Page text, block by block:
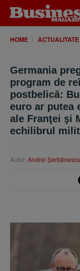
HOME ACTUALITATE
Germania
program de
postbelică:
euro ar putea
ale Franţei şi
echilibrul
Autor: Andrei Şerbănescu